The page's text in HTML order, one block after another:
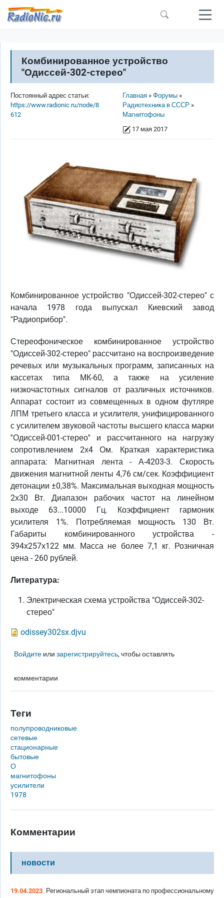
Перейти к основному содержанию
Комбинированное устройство
"Одиссей-302-стерео"
Строка навигации
Главная
Форумы
Радиотехника в СССР
Магнитофоны
17 мая 2017
Постоянный адрес статьи:
https://www.radionic.ru/node/8
612
Комбинированное устройство "Одиссей-302-стерео" с
начала 1978 года выпускал Киевский завод
"Радиоприбор".
Стереофоническое комбинированное устройство
"Одиссей-302-стерео" рассчитано на воспроизведение
речевых или музыкальных программ, записанных на
кассетах типа МК-60, а также на усиление
низкочастотных сигналов от различных источников.
Аппарат состоит из совмещенных в одном футляре
ЛПМ третьего класса и усилителя, унифицированного
с усилителем звуковой частоты высшего класса марки
''Одиссей-001-стерео'' и рассчитанного на нагрузку
сопротивлением 2х4 Ом. Краткая характеристика
аппарата: Магнитная лента - А-4203-3. Скорость
движения магнитной ленты 4,76 см/сек. Коэффициент
детонации ±0,38%. Максимальная выходная мощность
2х30 Вт. Диапазон рабочих частот на линейном
выходе 63...10000 Гц. Коэффициент гармоник
усилителя 1%. Потребляемая мощность 130 Вт.
Габариты комбинированного устройства -
394х257х122 мм. Масса не более 7,1 кг. Розничная
цена - 260 рублей.
Литература:
Электрическая схема устройства "Одиссей-302-
стерео"
odissey302sx.djvu
Войдите илизарегистрируйтесь, чтобы оставлять
комментарии
Теги
полупроводниковые
сетевые
стационарные
бытовые
О
магнитофоны
усилители
1978
Комментарии
новости
19.04.2023 Региональный этап чемпионата по профессиональному